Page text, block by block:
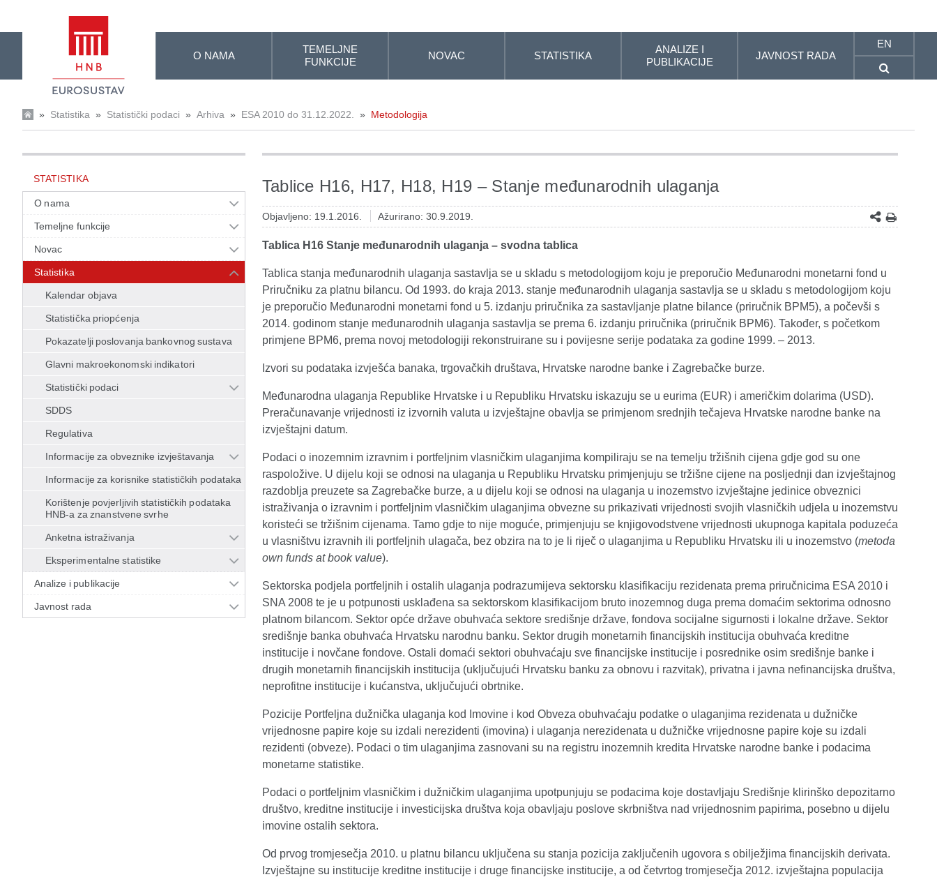
O NAMA
TEMELJNE
FUNKCIJE
NOVAC STATISTIKA
ANALIZE I
PUBLIKACIJE
JAVNOST RADA
EN
» Statistika » Statistički podaci » Arhiva » ESA 2010 do 31.12.2022. » Metodologija
STATISTIKA
O nama
Temeljne funkcije
Novac
Statistika
Kalendar objava
Statistička priopćenja
Pokazatelji poslovanja bankovnog sustava
Glavni makroekonomski indikatori
Statistički podaci
SDDS
Regulativa
Informacije za obveznike izvještavanja
Informacije za korisnike statističkih podataka
Korištenje povjerljivih statističkih podataka
HNB-a za znanstvene svrhe
Anketna istraživanja
Eksperimentalne statistike
Analize i publikacije
Javnost rada
Tablice H16, H17, H18, H19 – Stanje međunarodnih ulaganja
Objavljeno: 19.1.2016. Ažurirano: 30.9.2019.
Tablica H16 Stanje međunarodnih ulaganja – svodna tablica
Tablica stanja međunarodnih ulaganja sastavlja se u skladu s metodologijom koju je preporučio Međunarodni monetarni fond u
Priručniku za platnu bilancu. Od 1993. do kraja 2013. stanje međunarodnih ulaganja sastavlja se u skladu s metodologijom koju
je preporučio Međunarodni monetarni fond u 5. izdanju priručnika za sastavljanje platne bilance (priručnik BPM5), a počevši s
2014. godinom stanje međunarodnih ulaganja sastavlja se prema 6. izdanju priručnika (priručnik BPM6). Također, s početkom
primjene BPM6, prema novoj metodologiji rekonstruirane su i povijesne serije podataka za godine 1999. – 2013.
Izvori su podataka izvješća banaka, trgovačkih društava, Hrvatske narodne banke i Zagrebačke burze.
Međunarodna ulaganja Republike Hrvatske i u Republiku Hrvatsku iskazuju se u eurima (EUR) i američkim dolarima (USD).
Preračunavanje vrijednosti iz izvornih valuta u izvještajne obavlja se primjenom srednjih tečajeva Hrvatske narodne banke na
izvještajni datum.
Podaci o inozemnim izravnim i portfeljnim vlasničkim ulaganjima kompiliraju se na temelju tržišnih cijena gdje god su one
raspoložive. U dijelu koji se odnosi na ulaganja u Republiku Hrvatsku primjenjuju se tržišne cijene na posljednji dan izvještajnog
razdoblja preuzete sa Zagrebačke burze, a u dijelu koji se odnosi na ulaganja u inozemstvo izvještajne jedinice obveznici
istraživanja o izravnim i portfeljnim vlasničkim ulaganjima obvezne su prikazivati vrijednosti svojih vlasničkih udjela u inozemstvu
koristeći se tržišnim cijenama. Tamo gdje to nije moguće, primjenjuju se knjigovodstvene vrijednosti ukupnoga kapitala poduzeća
u vlasništvu izravnih ili portfeljnih ulagača, bez obzira na to je li riječ o ulaganjima u Republiku Hrvatsku ili u inozemstvo (metoda
own funds at book value).
Sektorska podjela portfeljnih i ostalih ulaganja podrazumijeva sektorsku klasifikaciju rezidenata prema priručnicima ESA 2010 i
SNA 2008 te je u potpunosti usklađena sa sektorskom klasifikacijom bruto inozemnog duga prema domaćim sektorima odnosno
platnom bilancom. Sektor opće države obuhvaća sektore središnje države, fondova socijalne sigurnosti i lokalne države. Sektor
središnje banka obuhvaća Hrvatsku narodnu banku. Sektor drugih monetarnih financijskih institucija obuhvaća kreditne
institucije i novčane fondove. Ostali domaći sektori obuhvaćaju sve financijske institucije i posrednike osim središnje banke i
drugih monetarnih financijskih institucija (uključujući Hrvatsku banku za obnovu i razvitak), privatna i javna nefinancijska društva,
neprofitne institucije i kućanstva, uključujući obrtnike.
Pozicije Portfeljna dužnička ulaganja kod Imovine i kod Obveza obuhvaćaju podatke o ulaganjima rezidenata u dužničke
vrijednosne papire koje su izdali nerezidenti (imovina) i ulaganja nerezidenata u dužničke vrijednosne papire koje su izdali
rezidenti (obveze). Podaci o tim ulaganjima zasnovani su na registru inozemnih kredita Hrvatske narodne banke i podacima
monetarne statistike.
Podaci o portfeljnim vlasničkim i dužničkim ulaganjima upotpunjuju se podacima koje dostavljaju Središnje klirinško depozitarno
društvo, kreditne institucije i investicijska društva koja obavljaju poslove skrbništva nad vrijednosnim papirima, posebno u dijelu
imovine ostalih sektora.
Od prvog tromjesečja 2010. u platnu bilancu uključena su stanja pozicija zaključenih ugovora s obilježjima financijskih derivata.
Izvještajne su institucije kreditne institucije i druge financijske institucije, a od četvrtog tromjesečja 2012. izvještajna populacija